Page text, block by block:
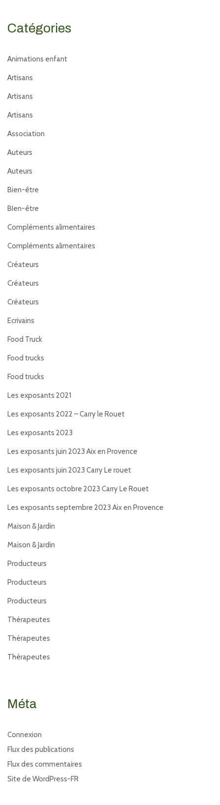
Catégories
Animations enfant
Artisans
Artisans
Artisans
Association
Auteurs
Auteurs
Bien-être
BIen-être
Compléments alimentaires
Compléments alimentaires
Créateurs
Créateurs
Créateurs
Ecrivains
Food Truck
Food trucks
Food trucks
Les exposants 2021
Les exposants 2022 – Carry le Rouet
Les exposants 2023
Les exposants juin 2023 Aix en Provence
Les exposants juin 2023 Carry Le rouet
Les exposants octobre 2023 Carry Le Rouet
Les exposants septembre 2023 Aix en Provence
Maison & Jardin
Maison & Jardin
Producteurs
Producteurs
Producteurs
Thérapeutes
Thérapeutes
Thérapeutes
Méta
Connexion
Flux des publications
Flux des commentaires
Site de WordPress-FR